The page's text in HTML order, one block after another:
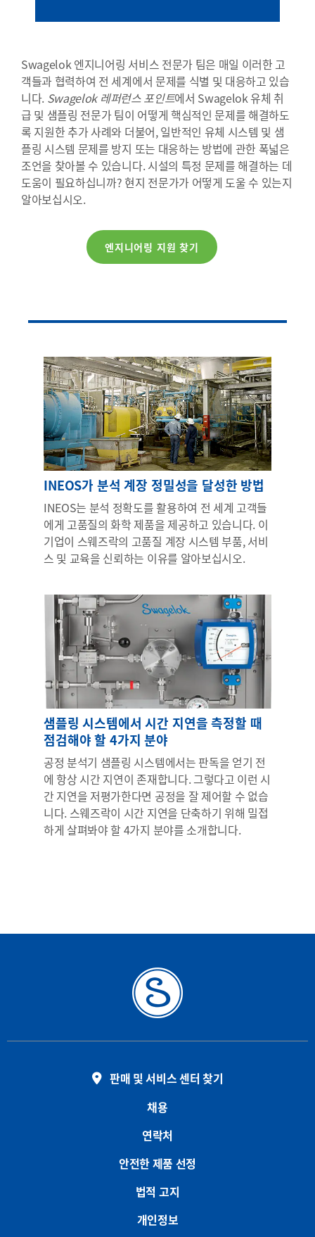
Swagelok 엔지니어링 서비스 전문가 팀은 매일 이러한 고
객들과 협력하여 전 세계에서 문제를 식별 및 대응하고 있습
니다. Swagelok 레퍼런스 포인트에서 Swagelok 유체 취
급 및 샘플링 전문가 팀이 어떻게 핵심적인 문제를 해결하도
록 지원한 추가 사례와 더불어, 일반적인 유체 시스템 및 샘
플링 시스템 문제를 방지 또는 대응하는 방법에 관한 폭넓은
조언을 찾아볼 수 있습니다. 시설의 특정 문제를 해결하는 데
도움이 필요하십니까? 현지 전문가가 어떻게 도울 수 있는지
알아보십시오.
엔지니어링 지원 찾기
INEOS가 분석 계장 정밀성을 달성한 방법
INEOS는 분석 정확도를 활용하여 전 세계 고객들
에게 고품질의 화학 제품을 제공하고 있습니다. 이
기업이 스웨즈락의 고품질 계장 시스템 부품, 서비
스 및 교육을 신뢰하는 이유를 알아보십시오.
샘플링 시스템에서 시간 지연을 측정할 때
점검해야 할 4가지 분야
공정 분석기 샘플링 시스템에서는 판독을 얻기 전
에 항상 시간 지연이 존재합니다. 그렇다고 이런 시
간 지연을 저평가한다면 공정을 잘 제어할 수 없습
니다. 스웨즈락이 시간 지연을 단축하기 위해 밀접
하게 살펴봐야 할 4가지 분야를 소개합니다.
판매 및 서비스 센터 찾기
채용
연락처
안전한 제품 선정
법적 고지
개인정보